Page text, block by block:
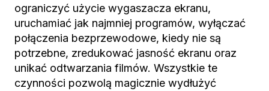
ograniczyć użycie wygaszacza ekranu,
uruchamiać jak najmniej programów, wyłączać
połączenia bezprzewodowe, kiedy nie są
potrzebne, zredukować jasność ekranu oraz
unikać odtwarzania filmów. Wszystkie te
czynności pozwolą magicznie wydłużyć